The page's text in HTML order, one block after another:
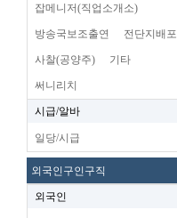
잡메니저(직업소개소)
방송국보조출연 전단지배포
사찰(공양주) 기타
써니리치
시급/알바
일당/시급
외국인구인구직
외국인